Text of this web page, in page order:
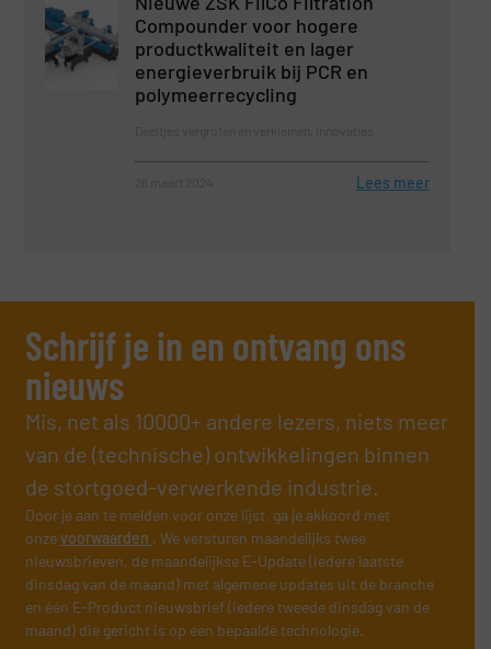
Compounder voor hogere
productkwaliteit en lager
energieverbruik bij PCR en
polymeerrecycling
Lees meer
Schrijf je in en ontvang ons
nieuws
Mis, net als 10000+ andere lezers, niets meer
van de (technische) ontwikkelingen binnen
de stortgoed-verwerkende industrie.
Door je aan te melden voor onze lijst, ga je akkoord met
onzevoorwaarden . We versturen maandelijks twee
nieuwsbrieven, de maandelijkse E-Update (iedere laatste
dinsdag van de maand) met algemene updates uit de branche
en één E-Product nieuwsbrief (iedere tweede dinsdag van de
maand) die gericht is op een bepaalde technologie.